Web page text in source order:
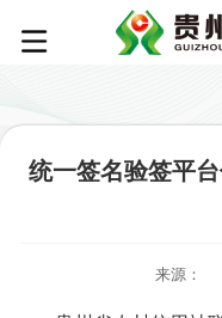
统一签名验签平
来源：